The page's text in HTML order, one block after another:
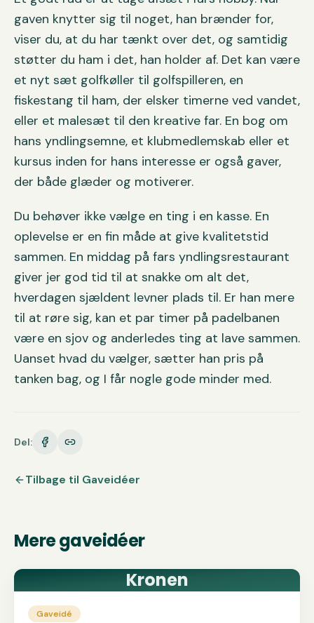
gaven knytter sig til noget, han brænder for,
viser du, at du har tænkt over det, og samtidig
støtter du ham i det, han holder af. Det kan være
et nyt sæt golfkøller til golfspilleren, en
fiskestang til ham, der elsker timerne ved vandet,
eller et malesæt til den kreative far. En bog om
hans yndlingsemne, et klubmedlemskab eller et
kursus inden for hans interesse er også gaver,
der både glæder og motiverer.
Du behøver ikke vælge en ting i en kasse. En
oplevelse er en fin måde at give kvalitetstid
sammen. En middag på fars yndlingsrestaurant
giver jer god tid til at snakke om alt det,
hverdagen sjældent levner plads til. Er han mere
til at røre sig, kan et par timer på padelbanen
være en sjov og anderledes ting at lave sammen.
Uanset hvad du vælger, sætter han pris på
tanken bag, og I får nogle gode minder med.
Del:
Tilbage til Gaveidéer
Meregaveidéer
Kronen
Gaveidé